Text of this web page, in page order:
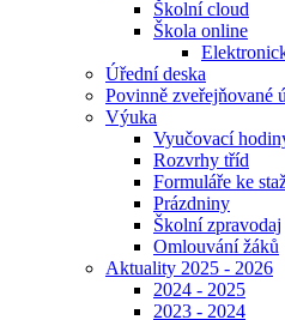
Školní cloud
Škola online
Úřední deska
Povinně zveřejňované
Výuka
Vyučovací
Rozvrhy tříd
Formuláře ke
Prázdniny
Školní zpravodaj
Omlouvání žáků
Aktuality 2025 - 2026
2024 - 2025
2023 - 2024